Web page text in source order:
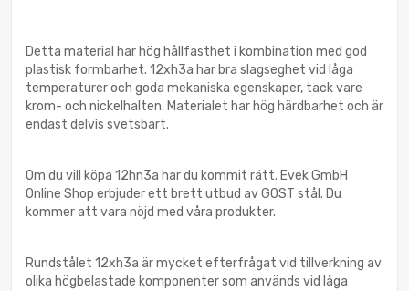
Detta material har hög hållfasthet i kombination med god
plastisk formbarhet. 12xh3a har bra slagseghet vid låga
temperaturer och goda mekaniska egenskaper, tack vare
krom- och nickelhalten. Materialet har hög härdbarhet och är
endast delvis svetsbart.
Om du vill köpa 12hn3a har du kommit rätt. Evek GmbH
Online Shop erbjuder ett brett utbud av GOST stål. Du
kommer att vara nöjd med våra produkter.
Rundstålet 12xh3a är mycket efterfrågat vid tillverkning av
olika högbelastade komponenter som används vid låga